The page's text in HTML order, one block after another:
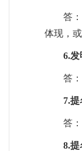
答
体现，
6.
答
7.
答：
8.